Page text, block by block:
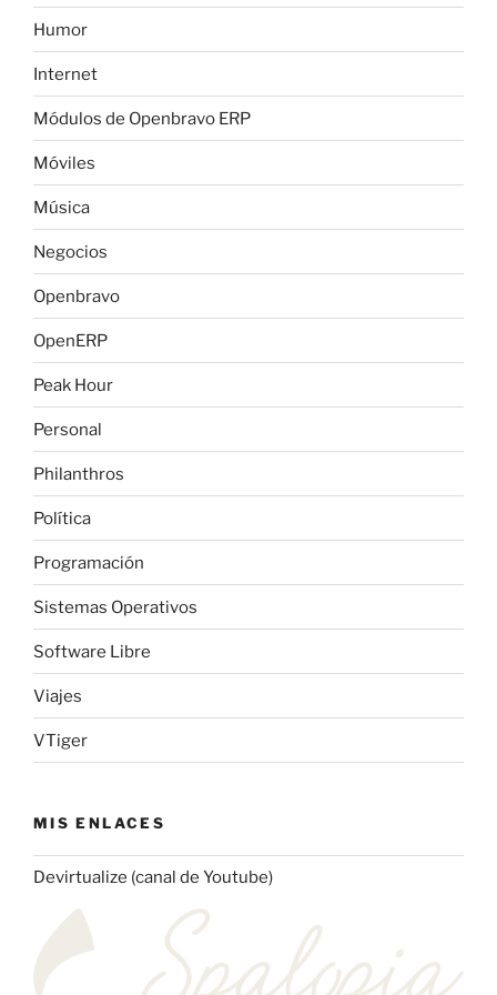
Humor
Internet
Módulos de Openbravo ERP
Móviles
Música
Negocios
Openbravo
OpenERP
Peak Hour
Personal
Philanthros
Política
Programación
Sistemas Operativos
Software Libre
Viajes
VTiger
MIS ENLACES
Devirtualize (canal de Youtube)